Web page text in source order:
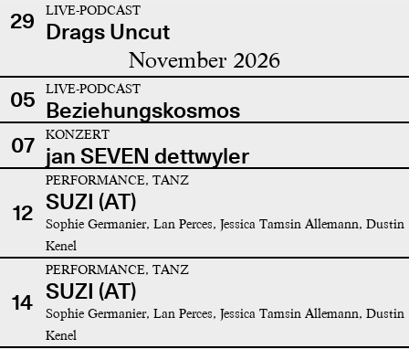
29
LIVE-PODCAST
Drags Uncut
November 2026
05 LIVE-PODCAST
Beziehungskosmos
07
KONZERT
jan SEVEN dettwyler
12
PERFORMANCE, TANZ
SUZI (AT)
Sophie Germanier, Lan Perces, Jessica Tamsin Allemann, Dustin
Kenel
14
PERFORMANCE, TANZ
SUZI (AT)
Sophie Germanier, Lan Perces, Jessica Tamsin Allemann, Dustin
Kenel